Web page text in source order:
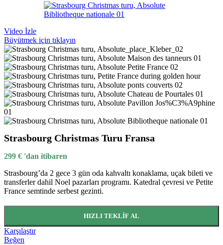
Video İzle
Büyütmek için tıklayın
Strasbourg Christmas Turu Fransa
299 € 'dan itibaren
Strasbourg’da 2 gece 3 gün oda kahvaltı konaklama, uçak bileti ve
transferler dahil Noel pazarları programı. Katedral çevresi ve Petite
France semtinde serbest gezinti.
HIZLI TEKLIF AL
Karşılaştır
Beğen